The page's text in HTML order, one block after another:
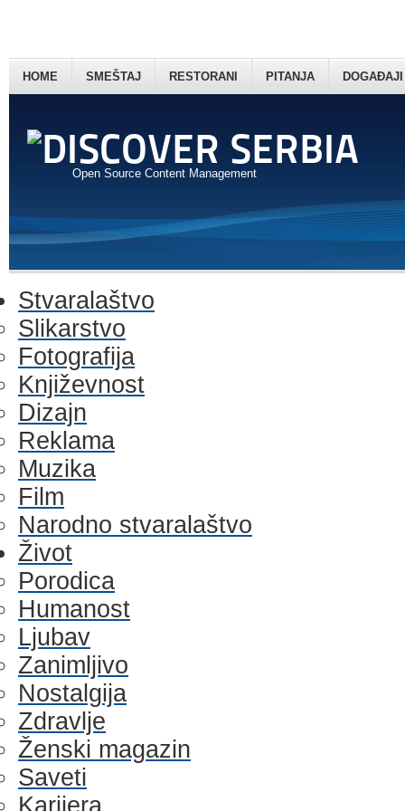
Open Source Content Management
HOME SMEŠTAJ RESTORANI PITANJA DOGAĐAJI
Stvaralaštvo
Slikarstvo
Fotografija
Književnost
Dizajn
Reklama
Muzika
Film
Narodno stvaralaštvo
Život
Porodica
Humanost
Ljubav
Zanimljivo
Nostalgija
Zdravlje
Ženski magazin
Saveti